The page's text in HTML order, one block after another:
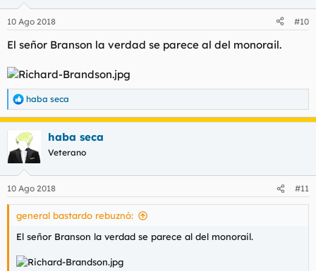
10 Ago 2018 #10
El señor Branson la verdad se parece al del monorail.
R
e
a
c
c
e
s
haba seca
haba seca
Veterano
10 Ago 2018 #11
general bastardo rebuznó:
El señor Branson la verdad se parece al del monorail.